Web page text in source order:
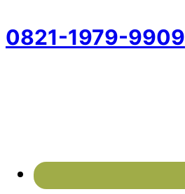
0821-1979-9909